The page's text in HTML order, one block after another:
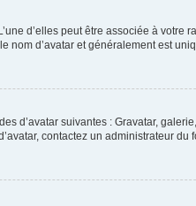
d’elles peut être associée à
nom d’avatar et généralement est
d’avatar suivantes : Gravatar,
contactez un administrateur du